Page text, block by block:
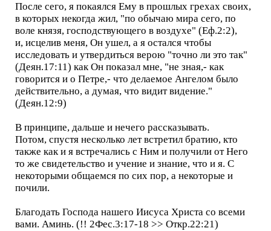
После сего, я покаялся Ему в прошлых грехах своих,
в которых некогда жил, "по обычаю мира сего, по
воле князя, господствующего в воздухе" (Еф.2:2),
и, исцелив меня, Он ушел, а я остался чтобы
исследовать и утвердиться верою "точно ли это так"
(Деян.17:11) как Он показал мне, "не зная,- как
говорится и о Петре,- что делаемое Ангелом было
действительно, а думая, что видит видение."
(Деян.12:9)
В принципе, дальше и нечего рассказывать.
Потом, спустя несколько лет встретил братию, кто
также как и я встречались с Ним и получили от Него
то же свидетельство и учение и знание, что и я. С
некоторыми общаемся по сих пор, а некоторые и
почили.
Благодать Господа нашего Иисуса Христа со всеми
вами. Аминь. (!! 2Фес.3:17-18 >> Откр.22:21)